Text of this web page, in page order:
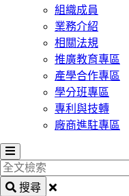
組織成員
業務介紹
相關法規
推廣教育專區
產學合作專區
學分班專區
專利與技轉
廠商進駐專區
全
文
搜尋